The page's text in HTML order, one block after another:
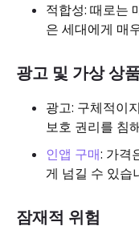
적합성: 때로는
은 세대에게 매
광고 및 가상 상
광고: 구체적이
보호 권리를 침
인앱 구매: 가격
게 넘길 수 있습
잠재적 위험